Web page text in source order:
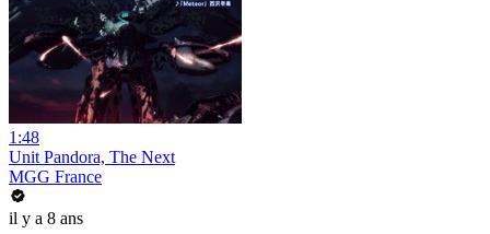
1:48
Unit Pandora, The Next
MGG France
il y a 8 ans